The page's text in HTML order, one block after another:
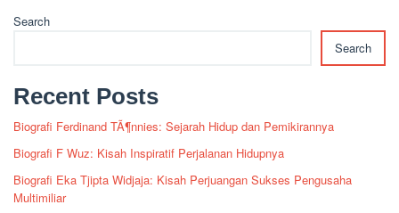
Search
Search
Recent Posts
Biografi Ferdinand TÃ¶nnies: Sejarah Hidup dan Pemikirannya
Biografi F Wuz: Kisah Inspiratif Perjalanan Hidupnya
Biografi Eka Tjipta Widjaja: Kisah Perjuangan Sukses Pengusaha
Multimiliar